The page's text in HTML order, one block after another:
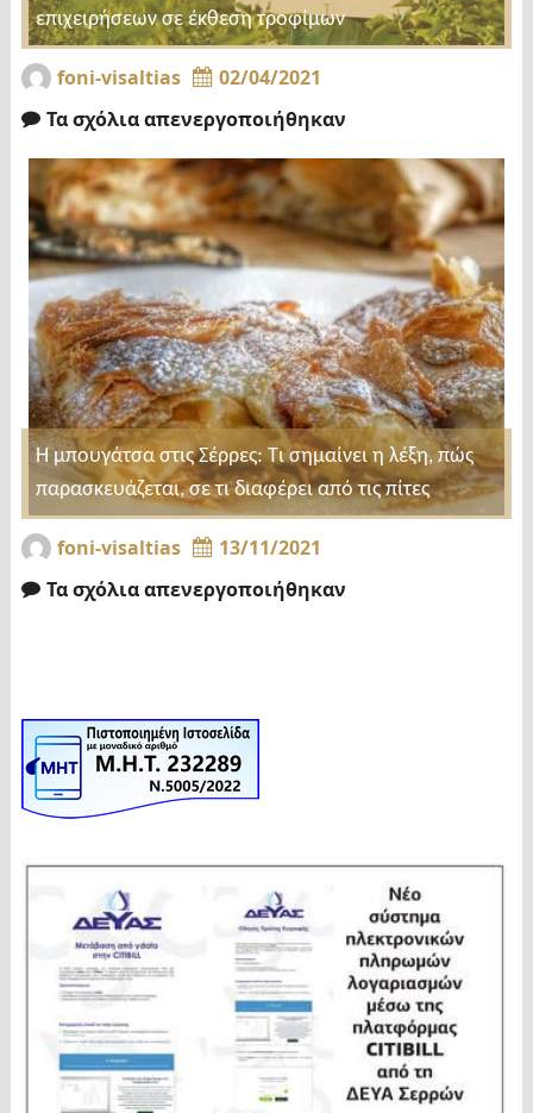
επιχειρήσεων σε έκθεση τροφίμων
foni-visaltias
02/04/2021
Τα σχόλια απενεργοποιήθηκαν
Η μπουγάτσα στις Σέρρες: Τι σημαίνει η λέξη, πώς
παρασκευάζεται, σε τι διαφέρει από τις πίτες
foni-visaltias
13/11/2021
Τα σχόλια απενεργοποιήθηκαν